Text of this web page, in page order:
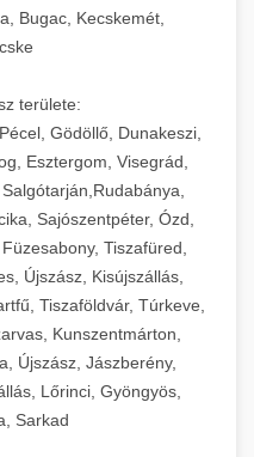
Bugac, Kecskemét,
területe:
Gödöllő, Dunakeszi,
Esztergom, Visegrád,
Sajószentpéter, Ózd,
Tiszafüred,
Újszász, Kisújszállás,
Tiszaföldvár, Túrkeve,
Kunszentmárton,
Újszász, Jászberény,
Lőrinci, Gyöngyös,
Sarkad